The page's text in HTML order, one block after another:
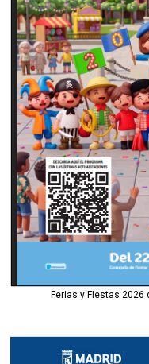
Ferias y Fiestas